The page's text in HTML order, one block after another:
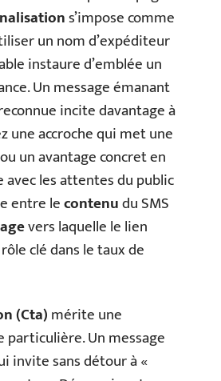
s’impose comme
un nom d’expéditeur
instaure d’emblée un
Un message émanant
incite davantage à
une accroche qui met une
ou un avantage concret en
avec les attentes du public
entre lecontenudu SMS
vers laquelle le lien
clé dans le taux de
(Cta)mérite une
Un message
invite sans détour à «